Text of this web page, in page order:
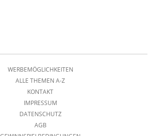
WERBEMÖGLICHKEITEN
ALLE THEMEN A-Z
KONTAKT
IMPRESSUM
DATENSCHUTZ
AGB